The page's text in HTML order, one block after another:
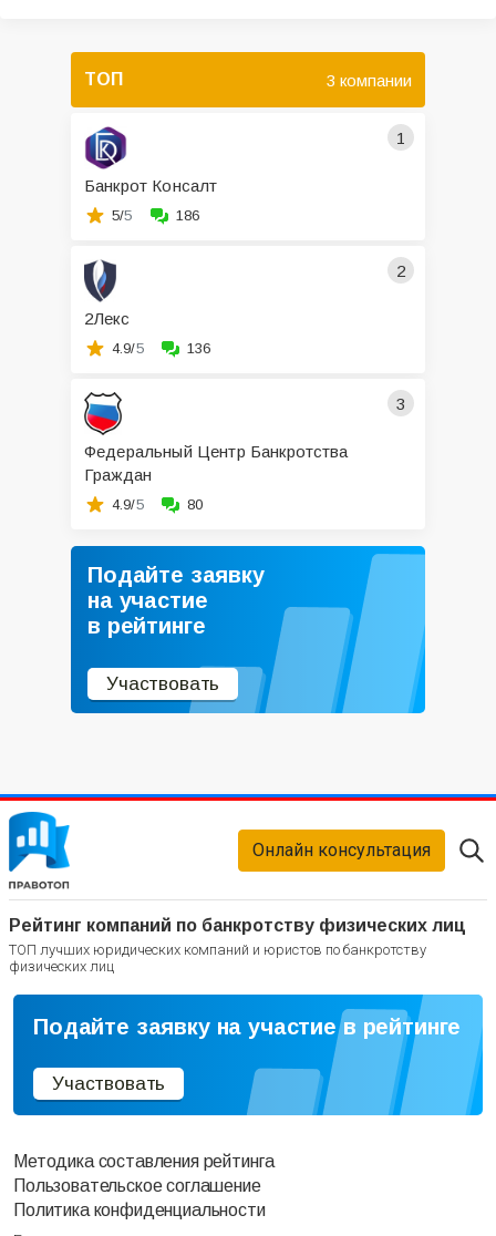
ТОП 3 компании
1
Банкрот Консалт
5/5 186
2
2Лекс
4.9/5 136
3
Федеральный Центр Банкротства
Граждан
4.9/5 80
Подайте заявку
на участие
в рейтинге
Участвовать
Рейтинг компаний по банкротству физических лиц
ТОП лучших юридических компаний и юристов по банкротству
физических лиц
Онлайн консультация
Подайте заявку на участие в рейтинге
Участвовать
Методика составления рейтинга
Пользовательское соглашение
Политика конфиденциальности